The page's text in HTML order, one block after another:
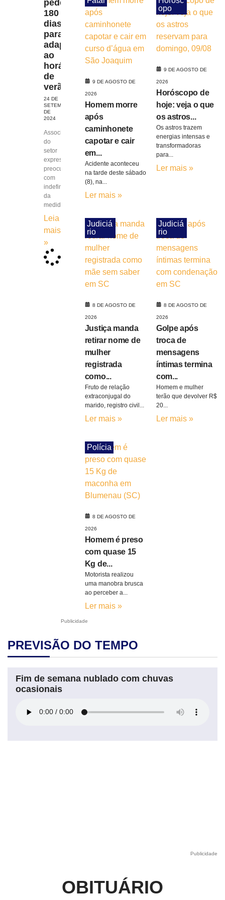
pedem
180
dias
para
adaptação
ao
horário
de
verão
24 DE
SETEMBRO
DE
2024
Associações
do
setor
expressam
preocupação
com
indefinição
da
medida
Leia
mais
»
Publicidade
9 DE AGOSTO DE
2026
Homem morre
após
caminhonete
capotar e cair
em...
Acidente aconteceu
na tarde deste sábado
(8), na...
Ler mais »
opo
9 DE AGOSTO DE
2026
Horóscopo de
hoje: veja o que
os astros...
Os astros trazem
energias intensas e
transformadoras
para...
Ler mais »
Judiciá
rio
8 DE AGOSTO DE
2026
Justiça manda
retirar nome de
mulher
registrada
como...
Fruto de relação
extraconjugal do
marido, registro civil...
Ler mais »
Judiciá
rio
8 DE AGOSTO DE
2026
Golpe após
troca de
mensagens
íntimas termina
com...
Homem e mulher
terão que devolver R$
20...
Ler mais »
Polícia
8 DE AGOSTO DE
2026
Homem é preso
com quase 15
Kg de...
Motorista realizou
uma manobra brusca
ao perceber a...
Ler mais »
PREVISÃO DO TEMPO
Fim de semana nublado com chuvas
ocasionais
Publicidade
OBITUÁRIO